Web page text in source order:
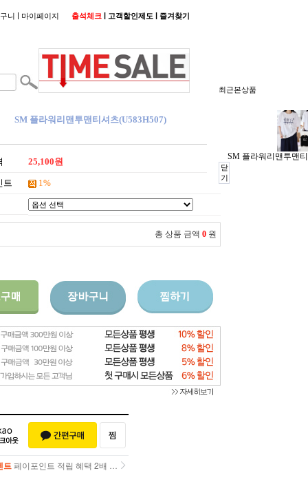
최근본상품
SM 플라워리맨투맨
닫
기
니 | 마이페이지 출석체크 | 고객할인제도 | 즐겨찾기
SM 플라워리맨투맨티셔츠(U583H507)
25,100원
트 1%
총 상품 금액 0 원
트 페이포인트 적립 혜택 2배 UP!